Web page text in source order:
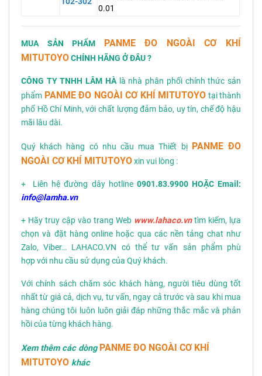
0.01
MUA SẢN PHẨM PANME ĐO NGOÀI CƠ KHÍ
MITUTOYOCHÍNH HÃNG Ở ĐÂU ?
CÔNG TY TNHH LÂM HÀlà nhà phân phối chính thức sản
phẩm PANME ĐO NGOÀI CƠ KHÍ MITUTOYO tại thành
phố Hồ Chí Minh, với chất lượng đảm bảo, uy tín, chế độ hậu
mãi lâu dài.
Quý khách hàng có nhu cầu mua Thiết bị PANME ĐO
NGOÀI CƠ KHÍ MITUTOYOxin vui lòng :
+ Liên hệ đường dây hotline 0901.83.9900 HOẶC Email:
info@lamha.vn
+ Hãy truy cập vào trang Web www.lahaco.vntìm kiếm, lựa
chọn và đặt hàng online hoặc qua các nền tảng chat như
Zalo, Viber… LAHACO.VN có thể tư vấn sản phẩm phù
hợp với nhu cầu sử dụng của Quý khách.
Với chính sách chăm sóc khách hàng, người tiêu dùng tốt
nhất từ giá cả, dịch vụ, tư vấn, ngay cả trước và sau khi mua
hàng chúng tôi luôn luôn giải đáp những thắc mắc và phản
hồi của từng khách hàng.
Xem thêm các dòng PANME ĐO NGOÀI CƠ KHÍ
MITUTOYO khác